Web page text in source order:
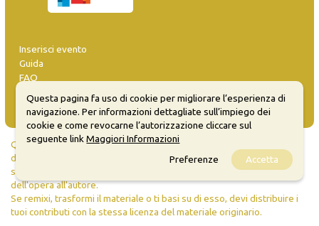
Inserisci evento
Guida
FAQ
info@materaevents.it
Quanto realizzato è sottoposto a licenza CC-BY-SA che permette di
distribuire, modificare, creare opere derivate dall'originale, anche a
scopi commerciali, a condizione che venga riconosciuta la paternità
dell'opera all'autore.
Se remixi, trasformi il materiale o ti basi su di esso, devi distribuire i
tuoi contributi con la stessa licenza del materiale originario.
Questa pagina fa uso di cookie per migliorare l’esperienza di
navigazione. Per informazioni dettagliate sull’impiego dei
cookie e come revocarne l’autorizzazione cliccare sul
seguente linkMaggiori Informazioni
Preferenze
Accetta